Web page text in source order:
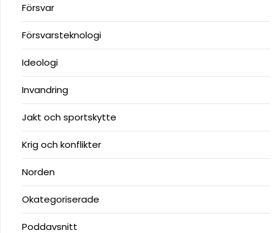
Försvar
Försvarsteknologi
Ideologi
Invandring
Jakt och sportskytte
Krig och konflikter
Norden
Okategoriserade
Poddavsnitt